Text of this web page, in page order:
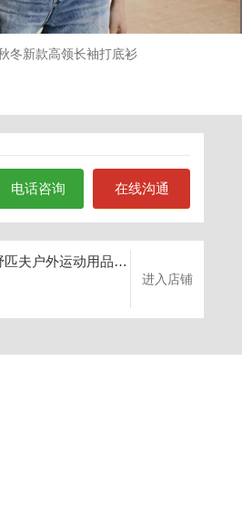
冬新款高领长袖打底衫
电话咨询 在线沟通
苏州村野匹夫户外运动用品有限公司
进入店铺